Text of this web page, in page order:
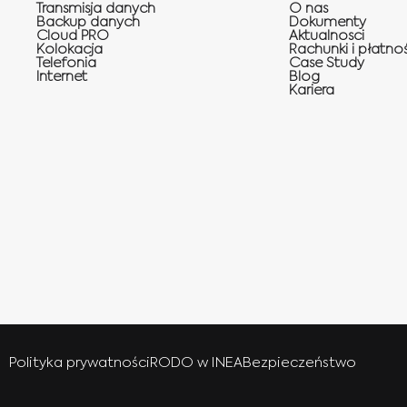
Transmisja danych
Backup danych
Cloud PRO
Kolokacja
Telefonia
Internet
O nas
Dokumenty
Aktualnosci
Rachunki i
Case Study
Blog
Kariera
Polityka prywatności RODO w INEABezpieczeństwo